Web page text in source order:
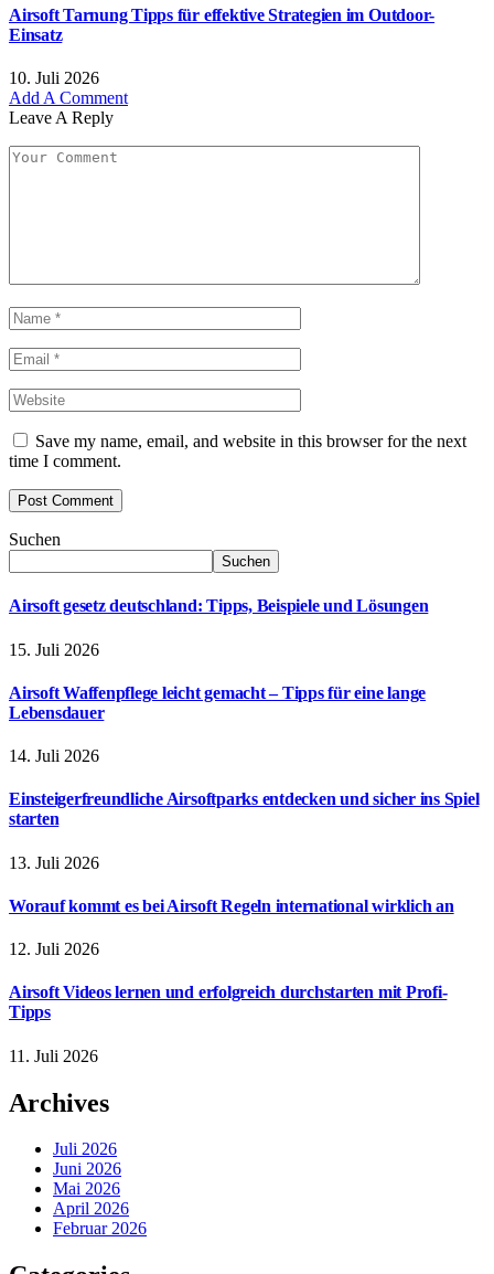
Airsoft Tarnung Tipps für effektive Strategien im Outdoor-
Einsatz
10. Juli 2026
Add A Comment
Leave A Reply
Save my name, email, and website in this browser for the next
time I comment.
Suchen
Suchen
Airsoft gesetz deutschland: Tipps, Beispiele und Lösungen
15. Juli 2026
Airsoft Waffenpflege leicht gemacht – Tipps für eine lange
Lebensdauer
14. Juli 2026
Einsteigerfreundliche Airsoftparks entdecken und sicher ins Spiel
starten
13. Juli 2026
Worauf kommt es bei Airsoft Regeln international wirklich an
12. Juli 2026
Airsoft Videos lernen und erfolgreich durchstarten mit Profi-
Tipps
11. Juli 2026
Archives
Juli 2026
Juni 2026
Mai 2026
April 2026
Februar 2026